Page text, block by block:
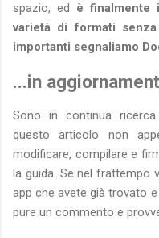
spazio, ed è finalmente
varietà di formati
importanti segnaliamo
...in
Sono in continua
questo articolo non
modificare, compilare e
la guida. Se nel frattempo
app che avete già trovato
pure un commento e